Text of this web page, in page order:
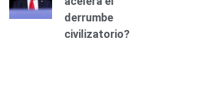
derrumbe
civilizatorio?